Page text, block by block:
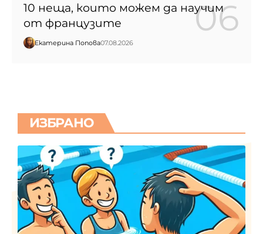
10 неща, които можем да научим
от французите
Екатерина Попова07.08.2026
ИЗБРАНО